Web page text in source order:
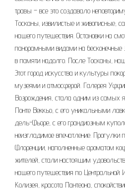
травы – все это создавало
Тосканы, извилистые и живописные,
нашего путешествия. Остановки на
панорамными видами на бесконечные
в памяти надолго. После Тосканы,
Этот город искусства и культуры
музеями и атмосферой. Галерея
Возрождения, стала одним из самых
Понте Веккьо, с его уникальными
дель-Фьоре, с его грандиозным
неизгладимое впечатление.
Флоренции, наполненные ароматом
жителей, стали настоящим
нашего путешествия по Центральной
Колизея, красота Пантеона,